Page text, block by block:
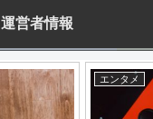
運営者情報
アウトドア